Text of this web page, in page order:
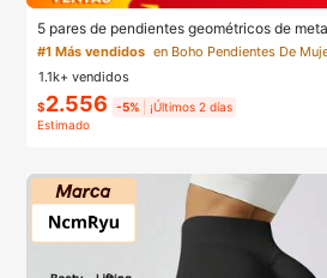
5 pares de pendientes geométricos de
xagerado europeo y americano, conjunto
es de lujo de nicho, estilos mixtos
#1 Más vendidos en Boho Pendientes De
1.1k+ vendidos
$2.556 -5%
¡Últimos 2 días
Estimado